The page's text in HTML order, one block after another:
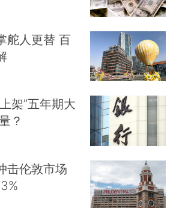
舵人更替 百
架”五年期大
？
击伦敦市场